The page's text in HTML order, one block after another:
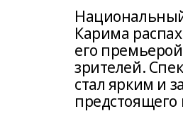
Карима
его
зрителей.
стал ярким и
предстоящего